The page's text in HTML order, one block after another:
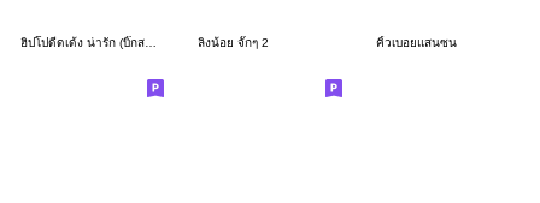
ฮิปโปดีดเด้ง น่ารัก (บิ๊กสติกเกอร์) ลิงน้อย จั๊กๆ 2 คิ้วเบอยแสนซน